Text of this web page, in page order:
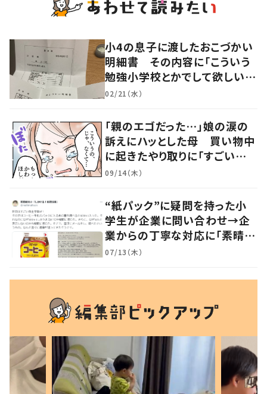
小4の息子に渡したおこづかい
明細書 その内容に「こういう
勉強小学校とかでして欲しい」
「社会勉強になりますね」の声
02/21（水）
「親のエゴだった…」娘の涙の
訴えにハッとした母 買い物中
に起きたやり取りに「すごい分
かる」「改めて気付かされた」
09/14（木）
“紙パック”に疑問を持った小
学生が企業に問い合わせ→企
業からの丁寧な対応に「素晴ら
しい」の声
07/13（木）